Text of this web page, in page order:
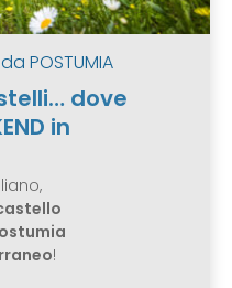
POSTUMIA
dove
in
!